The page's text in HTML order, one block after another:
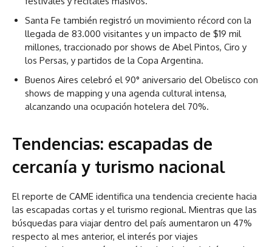
Santa Fe también registró un movimiento récord con la
llegada de 83.000 visitantes y un impacto de $19 mil
millones, traccionado por shows de Abel Pintos, Ciro y
los Persas, y partidos de la Copa Argentina.
Buenos Aires celebró el 90° aniversario del Obelisco con
shows de mapping y una agenda cultural intensa,
alcanzando una ocupación hotelera del 70%.
Tendencias: escapadas de
cercanía y turismo nacional
El reporte de CAME identifica una tendencia creciente hacia
las escapadas cortas y el turismo regional. Mientras que las
búsquedas para viajar dentro del país aumentaron un 47%
respecto al mes anterior, el interés por viajes